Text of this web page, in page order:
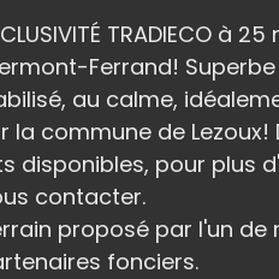
TRADIECO à
Ferrand!
au calme,
la commune de Lezoux!
disponibles, pour plus
contacter.
proposé par l'un de
fonciers.